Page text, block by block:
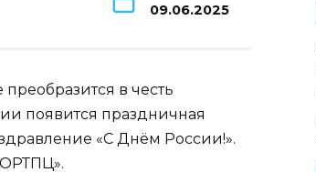
09.06.2025
в честь
появится праздничная
«С Днём России!».